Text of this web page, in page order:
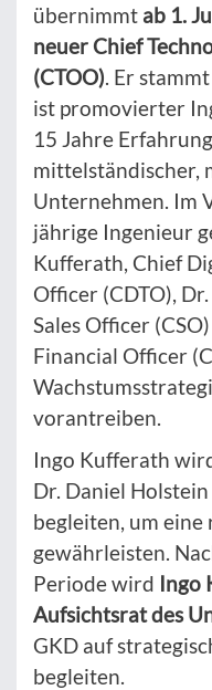
übernimmt ab 1.
neuer Chief
(CTOO) . Er
ist promovierter
15 Jahre
mittelständischer,
Unternehmen. Im
jährige Ingenieur
Kufferath, Chief
Officer (CDTO),
Sales Officer
Financial Officer
vorantreiben.
Ingo Kufferath
Dr. Daniel
begleiten, um eine
gewährleisten.
Periode wird Ingo
Aufsichtsrat des
GKD auf
begleiten.